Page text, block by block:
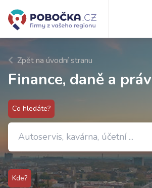
Zpět na úvodní stranu
Finance, daně a
Co hledáte?
Kde?